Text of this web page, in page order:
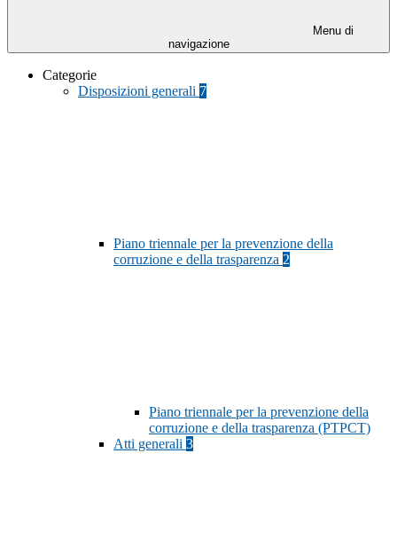
Menu di
navigazione
Categorie
Disposizioni generali 7
Piano triennale per la prevenzione della
corruzione e della trasparenza 2
Piano triennale per la prevenzione della
corruzione e della trasparenza (PTPCT)
Atti generali 3